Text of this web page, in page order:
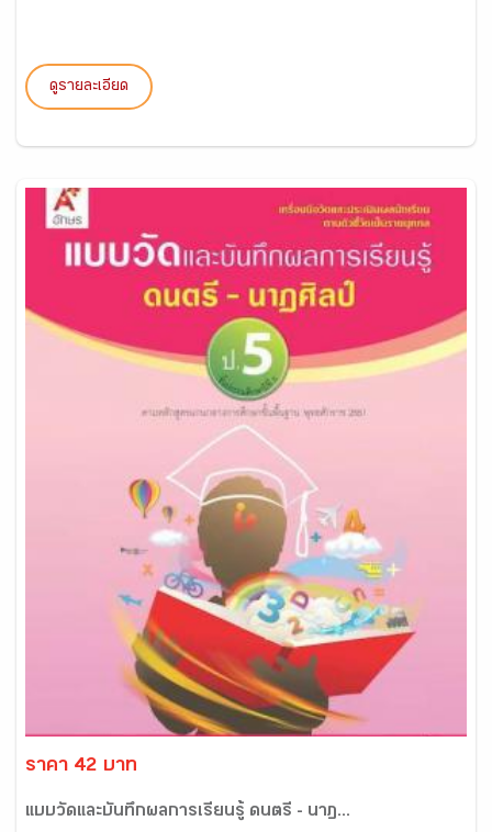
ดูรายละเอียด
ราคา 42 บาท
แบบวัดและบันทึกผลการเรียนรู้ ดนตรี - นาฏ...